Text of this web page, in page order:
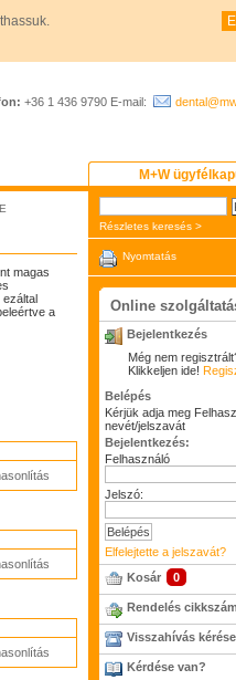
+36 1 436 9790 E-mail:
M+W
magas
a
Részletes keresés >
Nyomtatás
Online
Bejelentkezés
Még nem
Klikkeljen ide!
Belépés
Kérjük adja meg
nevét/jelszavát
Bejelentkezés:
Felhasználó
Jelszó:
Elfelejtette a jelszavát?
Kosár
0
Rendelés
Visszahívás kérése
Kérdése van?